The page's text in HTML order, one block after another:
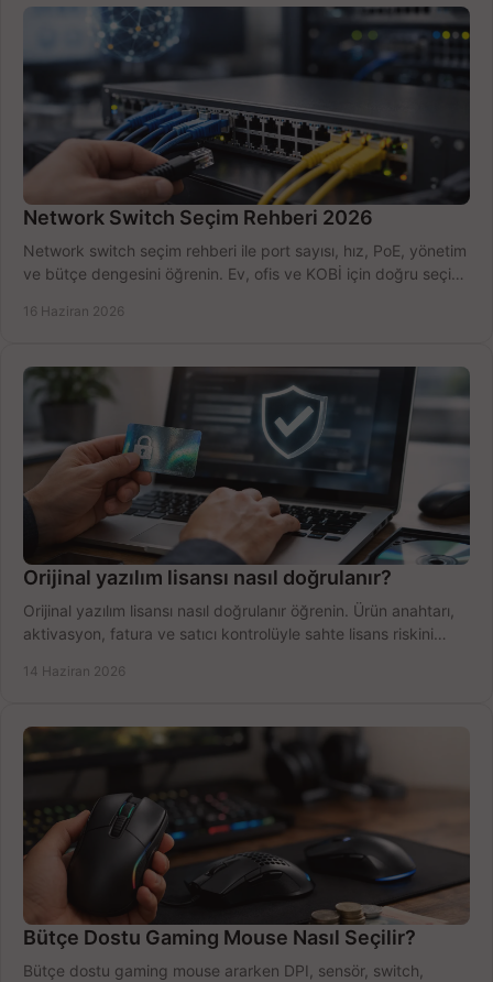
Network Switch Seçim Rehberi 2026
Network switch seçim rehberi ile port sayısı, hız, PoE, yönetim
ve bütçe dengesini öğrenin. Ev, ofis ve KOBİ için doğru seçimi
16 Haziran 2026
Orijinal yazılım lisansı nasıl doğrulanır?
Orijinal yazılım lisansı nasıl doğrulanır öğrenin. Ürün anahtarı,
aktivasyon, fatura ve satıcı kontrolüyle sahte lisans riskini
14 Haziran 2026
Bütçe Dostu Gaming Mouse Nasıl Seçilir?
Bütçe dostu gaming mouse ararken DPI, sensör, switch,